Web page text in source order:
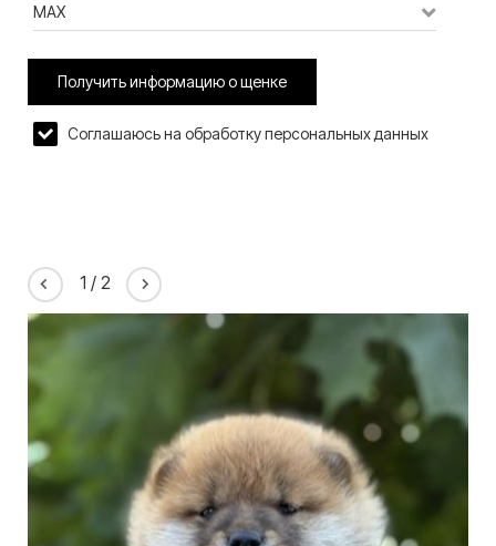
MAX
Получить информацию о щенке
Соглашаюсь на обработку персональных данных
1 / 2